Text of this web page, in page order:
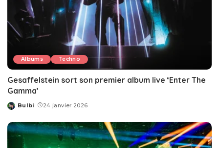
Albums Techno
Gesaffelstein sort son premier album live ‘Enter The
Gamma’
Posted
Bulbi 24 janvier 2026